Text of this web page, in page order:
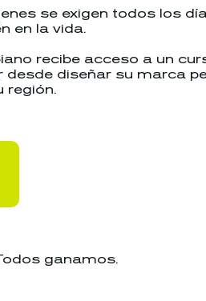
se exigen todos los
en la vida.
recibe acceso a un
diseñar su marca
región.
ganamos.